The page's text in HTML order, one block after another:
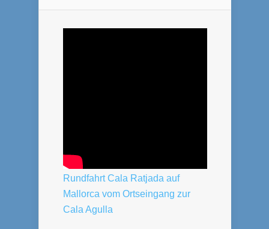
Rundfahrt Cala Ratjada auf
Mallorca vom Ortseingang zur
Cala Agulla